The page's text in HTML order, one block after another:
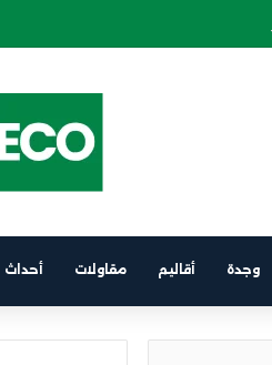
حريق في سيارة كهربائية على متن
وجدة أقاليم مقاولات أحداث